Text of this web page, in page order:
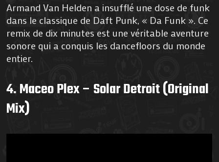
Armand Van Helden a insufflé une dose de funk
dans le classique de Daft Punk, « Da Funk ». Ce
remix de dix minutes est une véritable aventure
sonore qui a conquis les dancefloors du monde
entier.
4. Maceo Plex – Solar Detroit (Original
Mix)